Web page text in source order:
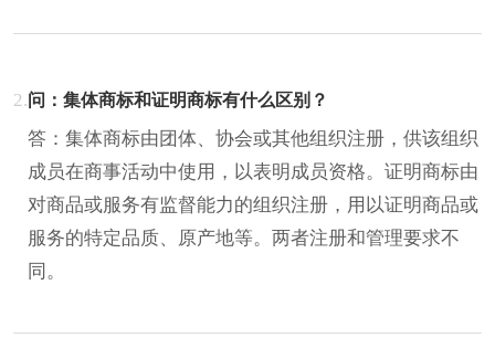
2.问：集体商标和证明商标有什么区别？
答：集体商标由团体、协会或其他组织注册，供该组织
成员在商事活动中使用，以表明成员资格。证明商标由
对商品或服务有监督能力的组织注册，用以证明商品或
服务的特定品质、原产地等。两者注册和管理要求不
同。